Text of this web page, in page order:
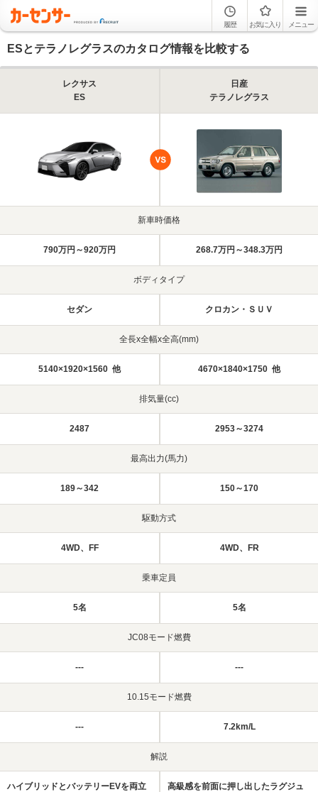
履歴 お気に入り メニュー
ESとテラノレグラスのカタログ情報を比較する
レクサス
ES
日産
テラノレグラス
新車時価格
790万円～920万円 268.7万円～348.3万円
ボディタイプ
セダン クロカン・ＳＵＶ
全長x全幅x全高(mm)
5140×1920×1560 他 4670×1840×1750 他
排気量(cc)
2487 2953～3274
最高出力(馬力)
189～342 150～170
駆動方式
4WD、FF 4WD、FR
乗車定員
5名 5名
JC08モード燃費
--- ---
10.15モード燃費
--- 7.2km/L
解説
ハイブリッドとバッテリーEVを両立
高級感を前面に押し出したラグジュ